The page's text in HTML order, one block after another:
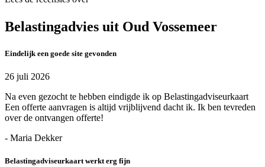
Belastingadvies uit Oud Vossemeer
Eindelijk een goede site gevonden
26 juli 2026
Na even gezocht te hebben eindigde ik op Belastingadviseurkaart
Een offerte aanvragen is altijd vrijblijvend dacht ik. Ik ben tevreden
over de ontvangen offerte!
- Maria Dekker
Belastingadviseurkaart werkt erg fijn